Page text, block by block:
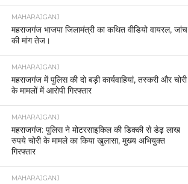
MAHARAJGANJ
महराजगंज भाजपा जिलामंत्री का कथित वीडियो वायरल, जांच
की मांग तेज।
MAHARAJGANJ
महराजगंज में पुलिस की दो बड़ी कार्यवाहियां, तस्करी और चोरी
के मामलों में आरोपी गिरफ्तार
MAHARAJGANJ
महराजगंज: पुलिस ने मोटरसाइकिल की डिक्की से डेढ़ लाख
रुपये चोरी के मामले का किया खुलासा, मुख्य अभियुक्त
गिरफ्तार
MAHARAJGANJ